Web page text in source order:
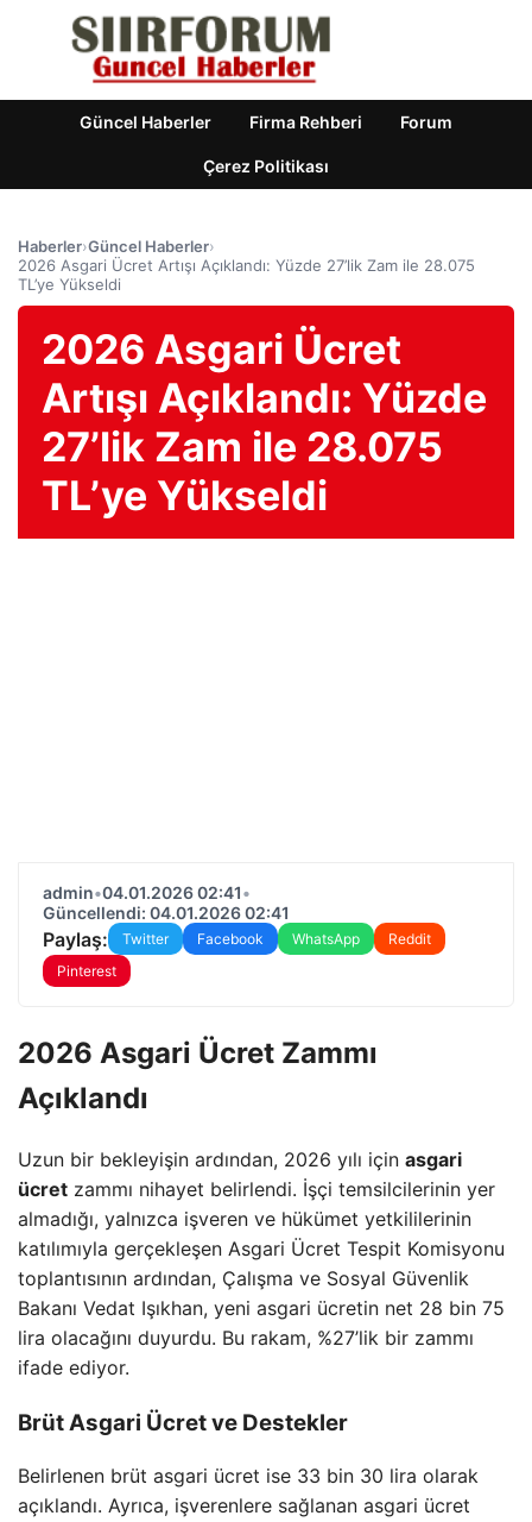
Güncel Haberler Firma Rehberi Forum
Çerez Politikası
Haberler›Güncel Haberler›
2026 Asgari Ücret Artışı Açıklandı: Yüzde 27’lik Zam ile 28.075
TL’ye Yükseldi
2026 Asgari Ücret
Artışı Açıklandı: Yüzde
27’lik Zam ile 28.075
TL’ye Yükseldi
admin•04.01.2026 02:41•
Güncellendi: 04.01.2026 02:41
Paylaş: Twitter Facebook WhatsApp
Reddit
Pinterest
2026 Asgari Ücret Zammı
Açıklandı
Uzun bir bekleyişin ardından, 2026 yılı için asgari
ücret zammı nihayet belirlendi. İşçi temsilcilerinin yer
almadığı, yalnızca işveren ve hükümet yetkililerinin
katılımıyla gerçekleşen Asgari Ücret Tespit Komisyonu
toplantısının ardından, Çalışma ve Sosyal Güvenlik
Bakanı Vedat Işıkhan, yeni asgari ücretin net 28 bin 75
lira olacağını duyurdu. Bu rakam, %27’lik bir zammı
ifade ediyor.
Brüt Asgari Ücret ve Destekler
Belirlenen brüt asgari ücret ise 33 bin 30 lira olarak
açıklandı. Ayrıca, işverenlere sağlanan asgari ücret